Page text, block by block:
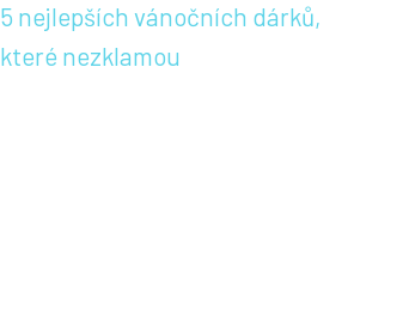
5 nejlepších vánočních dárků,
které nezklamou